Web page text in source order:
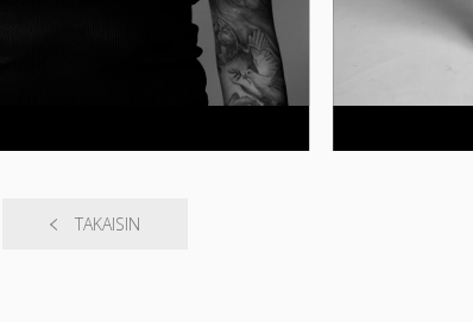
TAKAISIN